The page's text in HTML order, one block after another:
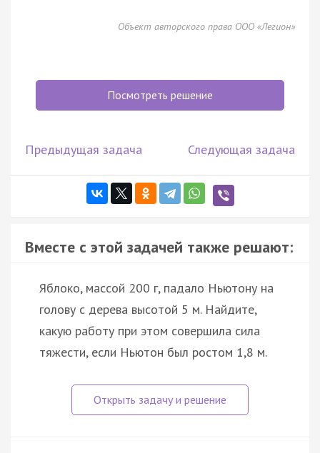
Объект авторского права ООО «Легион»
Посмотреть решение
Предыдущая задача Следующая задача
Вместе с этой задачей также решают:
Яблоко, массой 200 г, падало Ньютону на
голову с дерева высотой 5 м. Найдите,
какую работу при этом совершила сила
тяжести, если Ньютон был ростом 1,8 м.